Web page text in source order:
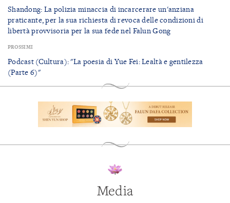
Shandong: La polizia minaccia di incarcerare un'anziana
praticante, per la sua richiesta di revoca delle condizioni di
libertà provvisoria per la sua fede nel Falun Gong
PROSSIMI
Podcast (Cultura): "La poesia di Yue Fei: Lealtà e gentilezza
(Parte 6)"
Media